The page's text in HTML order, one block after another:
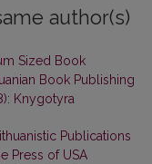
author(s)
Sized Book
Book Publishing
Knygotyra
Publications
Press of USA